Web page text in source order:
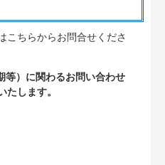
こちらからお問合せくださ
）に関わるお問い合わせ
たします。